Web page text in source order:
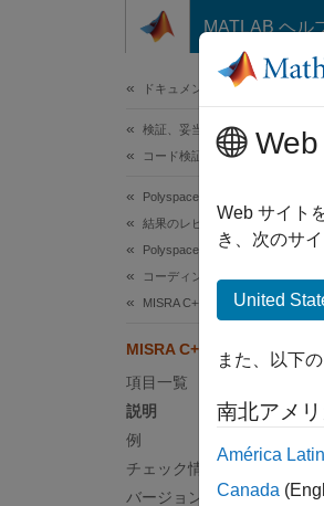
コンテンツへスキップ
MATLAB ヘル
ドキュメンテーションのホーム
検証、妥当性確認、テスト
コード検証
Polyspace Bug Finder
結果のレビューとレポート生成
Polyspace Bug Finder の結果
コーディング規約
MISRA C++:2008 ルール
MISRA C++:2008 Rule 16-
項目一覧
説明
例
チェック情報
バージョン履歴
Web サイト
き、次のサ
United
また、以下
南北アメリ
América
Canada